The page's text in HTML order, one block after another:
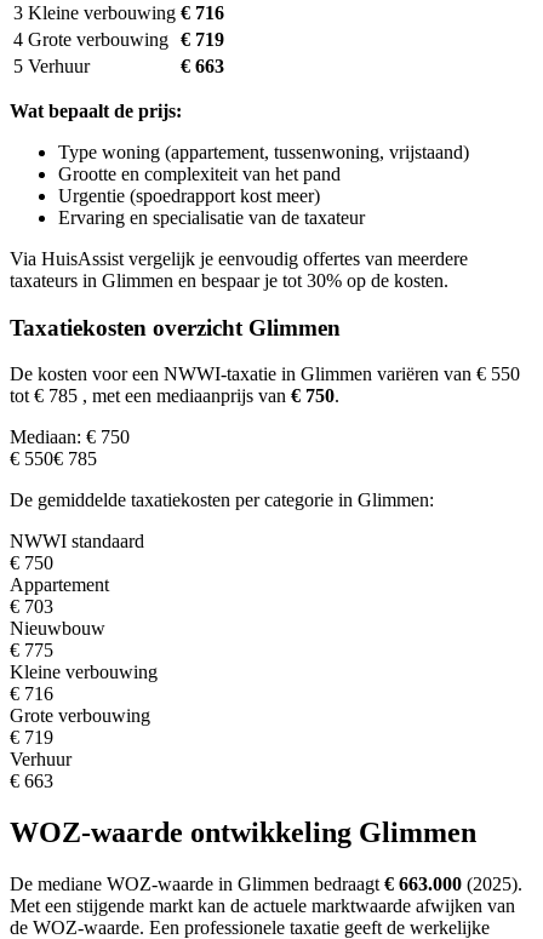
3 Kleine verbouwing € 716
4 Grote verbouwing € 719
5 Verhuur € 663
Wat bepaalt de prijs:
Type woning (appartement, tussenwoning, vrijstaand)
Grootte en complexiteit van het pand
Urgentie (spoedrapport kost meer)
Ervaring en specialisatie van de taxateur
Via HuisAssist vergelijk je eenvoudig offertes van meerdere
taxateurs in Glimmen en bespaar je tot 30% op de kosten.
Taxatiekosten overzicht Glimmen
De kosten voor een NWWI-taxatie in Glimmen variëren van € 550
tot € 785 , met een mediaanprijs van € 750.
Mediaan: € 750
€ 550€ 785
De gemiddelde taxatiekosten per categorie in Glimmen:
NWWI standaard
€ 750
Appartement
€ 703
Nieuwbouw
€ 775
Kleine verbouwing
€ 716
Grote verbouwing
€ 719
Verhuur
€ 663
WOZ-waarde ontwikkeling Glimmen
De mediane WOZ-waarde in Glimmen bedraagt € 663.000 (2025).
Met een stijgende markt kan de actuele marktwaarde afwijken van
de WOZ-waarde. Een professionele taxatie geeft de werkelijke